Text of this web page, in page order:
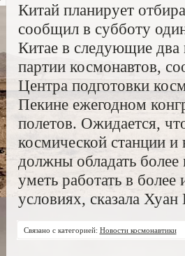
Китай планирует
сообщил в субботу
Китае в следующие два
партии космонавтов,
Центра подготовки
Пекине ежегодном
полетов. Ожидается,
космической станции
должны обладать
уметь работать в
условиях, сказала
Связано с категорией: Новости космонавтики